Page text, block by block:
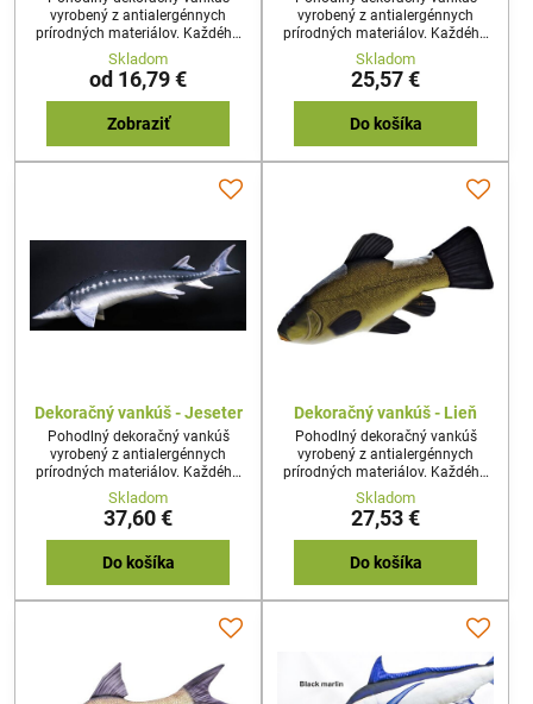
vyrobený z antialergénnych
prírodných materiálov. Každého
prekvapí reálny tvar a dizajn
vankúša. Najideálnejší darček pre
každého nadšenca rybolovu,
alebo milovníka prírody.
Skladom
od 16,79 €
Zobraziť
vyrobený z antialergénnych
prírodných materiálov. Každého
prekvapí reálny tvar a dizajn
vankúša. Najideálnejší darček pre
každého nadšenca rybolovu,
alebo milovníka prírody.
Skladom
25,57 €
Do košíka
Dekoračný vankúš - Jeseter
Pohodlný dekoračný vankúš
vyrobený z antialergénnych
prírodných materiálov. Každého
prekvapí reálny tvar a dizajn
vankúša. Najideálnejší darček pre
každého nadšenca rybolovu,
alebo milovníka prírody.
Skladom
37,60 €
Do košíka
Dekoračný vankúš - Lieň
Pohodlný dekoračný vankúš
vyrobený z antialergénnych
prírodných materiálov. Každého
prekvapí reálny tvar a dizajn
vankúša. Najideálnejší darček pre
každého nadšenca rybolovu,
alebo milovníka prírody.
Skladom
27,53 €
Do košíka